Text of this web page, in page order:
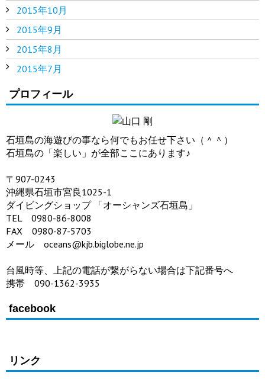
2015年10月
2015年9月
2015年8月
2015年7月
プロフィール
石垣島の海遊びの事なら何でもお任せ下さい（＾＾）
石垣島の「楽しい」が全部ここにあります♪
〒907-0243
沖縄県石垣市宮良1025-1
ダイビングショップ 「オーシャンズ石垣島」
TEL 0980-86-8008
FAX 0980-87-5703
メール oceans@kjb.biglobe.ne.jp
台風時等、上記の電話が繋がらない場合は下記番号へ
携帯 090-1362-3935
facebook
リンク